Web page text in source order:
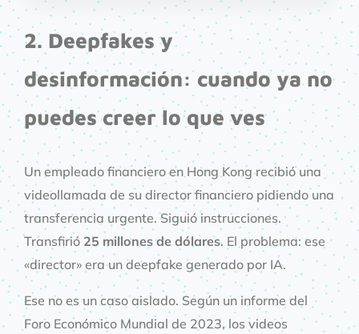
2. Deepfakes y
desinformación: cuando ya no
puedes creer lo que ves
Un empleado financiero en Hong Kong recibió una
videollamada de su director financiero pidiendo una
transferencia urgente. Siguió instrucciones.
Transfirió 25 millones de dólares. El problema: ese
«director» era un deepfake generado por IA.
Ese no es un caso aislado. Según un informe del
Foro Económico Mundial de 2023, los videos